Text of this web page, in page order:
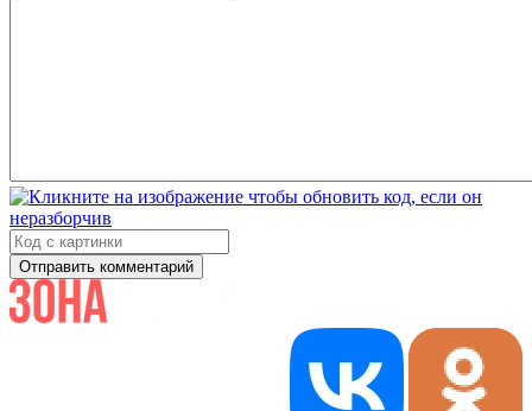
Отправить комментарий